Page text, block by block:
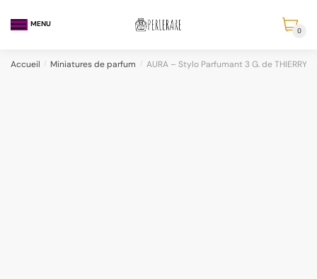
MENU
0
Accueil / Miniatures de parfum / AURA – Stylo Parfumant 3 G. de THIERRY